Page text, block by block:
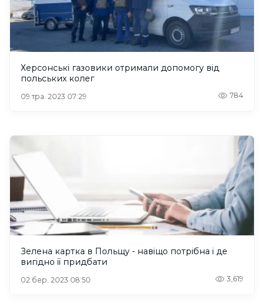
Херсонські газовики отримали допомогу від
польських колег
09 тра. 2023 07:29 784
Зелена картка в Польщу - навіщо потрібна і де
вигідно її придбати
02 бер. 2023 08:50 3,619